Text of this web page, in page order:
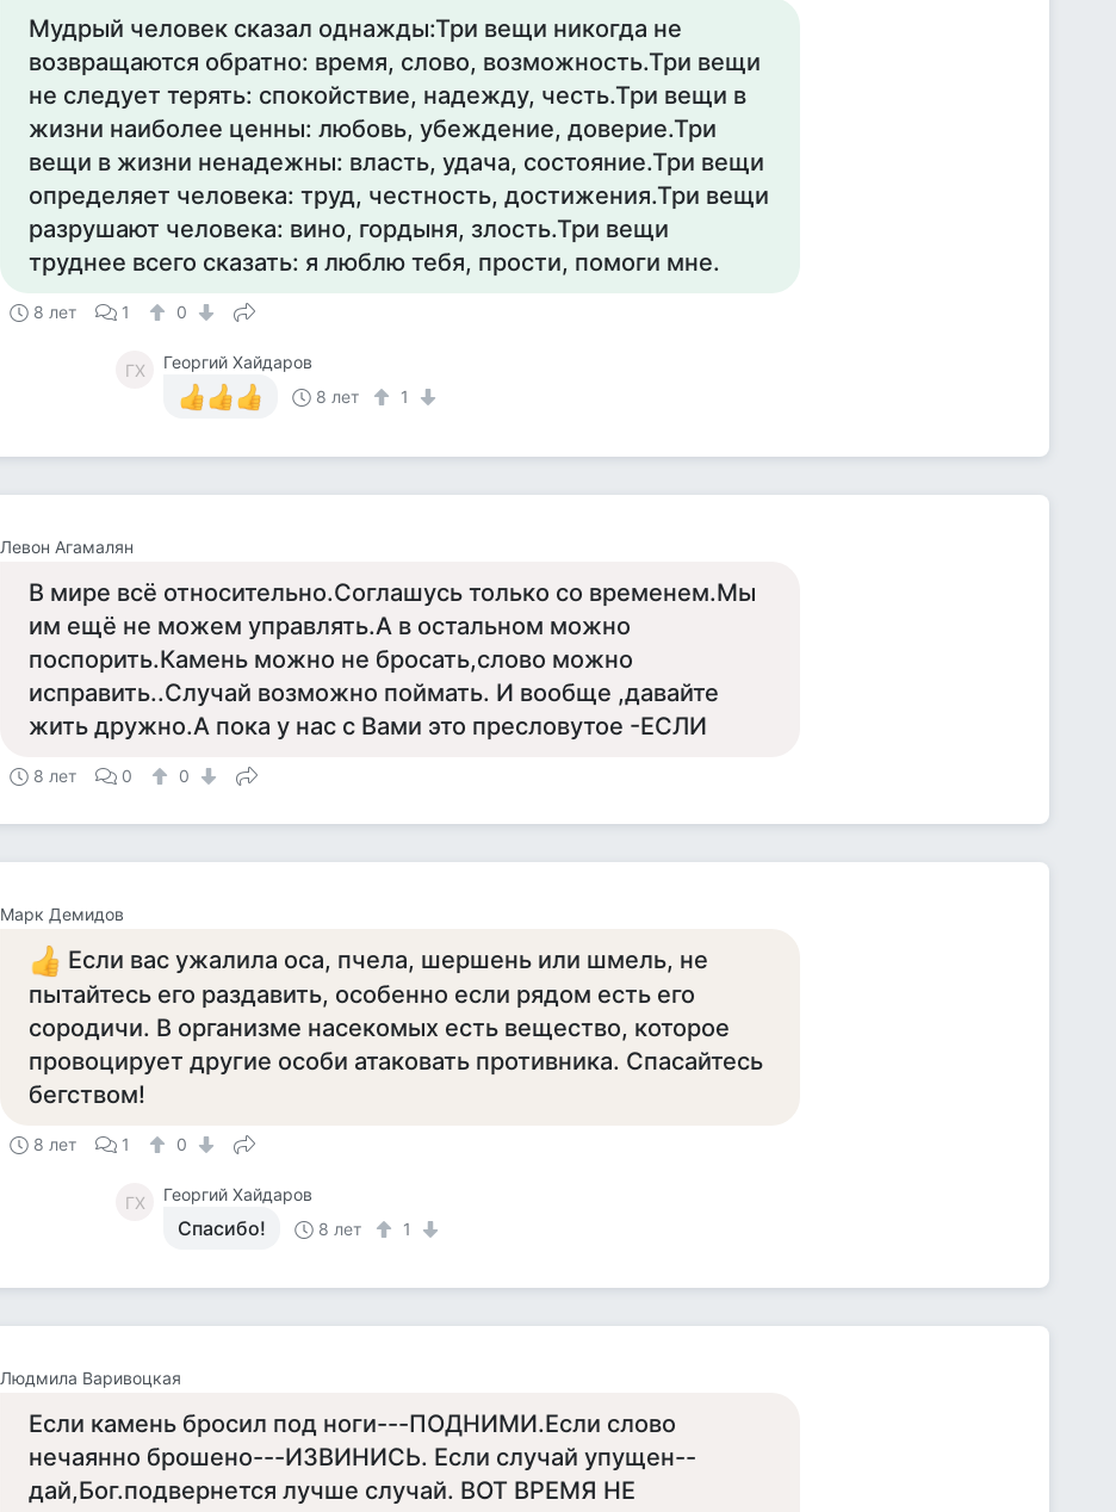
Мудрый человек сказал однажды:Три вещи никогда не
возвращаются обратно: время, слово, возможность.Три вещи
не следует терять: спокойствие, надежду, честь.Три вещи в
жизни наиболее ценны: любовь, убеждение, доверие.Три
вещи в жизни ненадежны: власть, удача, состояние.Три вещи
определяет человека: труд, честность, достижения.Три вещи
разрушают человека: вино, гордыня, злость.Три вещи
труднее всего сказать: я люблю тебя, прости, помоги мне.
8 лет 1 0
ГХ
Георгий Хайдаров
8 лет
1
Левон Агамалян
В мире всё относительно.Соглашусь только со временем.Мы
им ещё не можем управлять.А в остальном можно
поспорить.Камень можно не бросать,слово можно
исправить..Случай возможно поймать. И вообще ,давайте
жить дружно.А пока у нас с Вами это пресловутое -ЕСЛИ
8 лет 0 0
Марк Демидов
Если вас ужалила оса, пчела, шершень или шмель, не
пытайтесь его раздавить, особенно если рядом есть его
сородичи. В организме насекомых есть вещество, которое
провоцирует другие особи атаковать противника. Спасайтесь
бегством!
8 лет 1 0
ГХ Георгий Хайдаров
Спасибо! 8 лет 1
Людмила Варивоцкая
Если камень бросил под ноги---ПОДНИМИ.Если слово
нечаянно брошено---ИЗВИНИСЬ. Если случай упущен--
дай,Бог.подвернется лучше случай. ВОТ ВРЕМЯ НЕ